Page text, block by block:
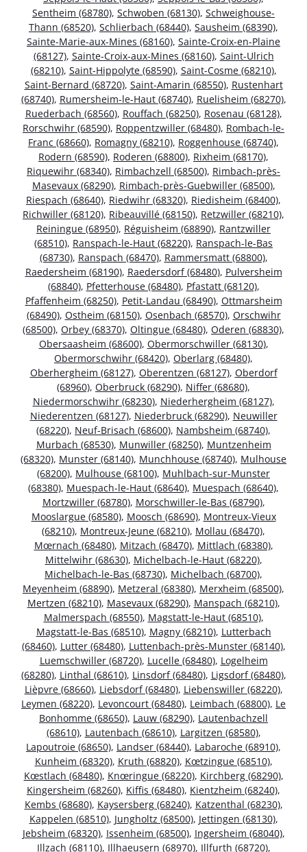
Sentheim (68780), Schwoben (68130), Schweighouse-
Thann (68520), Schlierbach (68440), Sausheim (68390),
Sainte-Marie-aux-Mines (68160), Sainte-Croix-en-Plaine
(68127), Sainte-Croix-aux-Mines (68160), Saint-Ulrich
(68210), Saint-Hippolyte (68590), Saint-Cosme (68210),
Saint-Bernard (68720), Saint-Amarin (68550), Rustenhart
(68740), Rumersheim-le-Haut (68740), Ruelisheim (68270),
Ruederbach (68560), Rouffach (68250), Rosenau (68128),
Rorschwihr (68590), Roppentzwiller (68480), Rombach-le-
Franc (68660), Romagny (68210), Roggenhouse (68740),
Rodern (68590), Roderen (68800), Rixheim (68170),
Riquewihr (68340), Rimbachzell (68500), Rimbach-près-
Masevaux (68290), Rimbach-près-Guebwiller (68500),
Riespach (68640), Riedwihr (68320), Riedisheim (68400),
Richwiller (68120), Ribeauvillé (68150), Retzwiller (68210),
Reiningue (68950), Réguisheim (68890), Rantzwiller
(68510), Ranspach-le-Haut (68220), Ranspach-le-Bas
(68730), Ranspach (68470), Rammersmatt (68800),
Raedersheim (68190), Raedersdorf (68480), Pulversheim
(68840), Pfetterhouse (68480), Pfastatt (68120),
Pfaffenheim (68250), Petit-Landau (68490), Ottmarsheim
(68490), Ostheim (68150), Osenbach (68570), Orschwihr
(68500), Orbey (68370), Oltingue (68480), Oderen (68830),
Obersaasheim (68600), Obermorschwiller (68130),
Obermorschwihr (68420), Oberlarg (68480),
Oberhergheim (68127), Oberentzen (68127), Oberdorf
(68960), Oberbruck (68290), Niffer (68680),
Niedermorschwihr (68230), Niederhergheim (68127),
Niederentzen (68127), Niederbruck (68290), Neuwiller
(68220), Neuf-Brisach (68600), Nambsheim (68740),
Murbach (68530), Munwiller (68250), Muntzenheim
(68320), Munster (68140), Munchhouse (68740), Mulhouse
(68200), Mulhouse (68100), Muhlbach-sur-Munster
(68380), Muespach-le-Haut (68640), Muespach (68640),
Mortzwiller (68780), Morschwiller-le-Bas (68790),
Mooslargue (68580), Moosch (68690), Montreux-Vieux
(68210), Montreux-Jeune (68210), Mollau (68470),
Mœrnach (68480), Mitzach (68470), Mittlach (68380),
Mittelwihr (68630), Michelbach-le-Haut (68220),
Michelbach-le-Bas (68730), Michelbach (68700),
Meyenheim (68890), Metzeral (68380), Merxheim (68500),
Mertzen (68210), Masevaux (68290), Manspach (68210),
Malmerspach (68550), Magstatt-le-Haut (68510),
Magstatt-le-Bas (68510), Magny (68210), Lutterbach
(68460), Lutter (68480), Luttenbach-près-Munster (68140),
Luemschwiller (68720), Lucelle (68480), Logelheim
(68280), Linthal (68610), Linsdorf (68480), Ligsdorf (68480),
Lièpvre (68660), Liebsdorf (68480), Liebenswiller (68220),
Leymen (68220), Levoncourt (68480), Leimbach (68800), Le
Bonhomme (68650), Lauw (68290), Lautenbachzell
(68610), Lautenbach (68610), Largitzen (68580),
Lapoutroie (68650), Landser (68440), Labaroche (68910),
Kunheim (68320), Kruth (68820), Kœtzingue (68510),
Kœstlach (68480), Knœringue (68220), Kirchberg (68290),
Kingersheim (68260), Kiffis (68480), Kientzheim (68240),
Kembs (68680), Kaysersberg (68240), Katzenthal (68230),
Kappelen (68510), Jungholtz (68500), Jettingen (68130),
Jebsheim (68320), Issenheim (68500), Ingersheim (68040),
Illzach (68110), Illhaeusern (68970), Illfurth (68720),